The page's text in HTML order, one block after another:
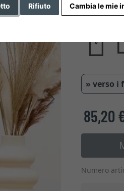
Rifiuto Cambia le mie
Avanti
Tipo di
» verso i
85,20
Numero